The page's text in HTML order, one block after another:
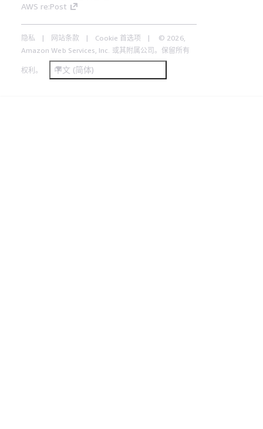
AWS re:Post
隐私 网站条款 Cookie 首选项
© 2026,
Amazon Web Services, Inc. 或其附属公司。保留所有
权利。 中文 (简体)